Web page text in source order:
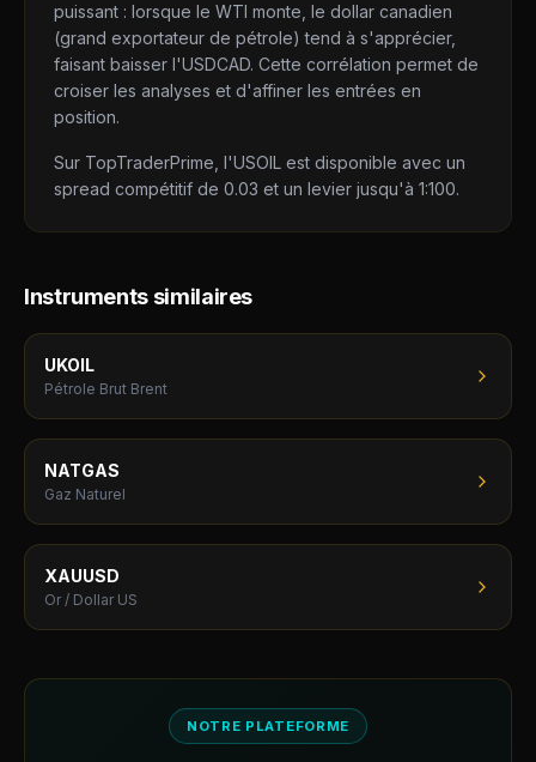
puissant : lorsque le WTI monte, le dollar canadien
(grand exportateur de pétrole) tend à s'apprécier,
faisant baisser l'USDCAD. Cette corrélation permet de
croiser les analyses et d'affiner les entrées en
position.
Sur TopTraderPrime, l'USOIL est disponible avec un
spread compétitif de 0.03 et un levier jusqu'à 1:100.
Instruments similaires
UKOIL
Pétrole Brut Brent
NATGAS
Gaz Naturel
XAUUSD
Or / Dollar US
NOTRE PLATEFORME